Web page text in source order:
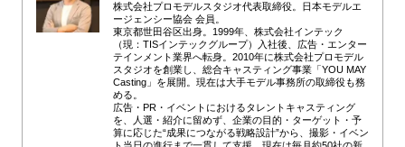
株式会社プロモデルスタジオ代表取締役。日本モデルエ
ージェンシー協会 会員。
東京都世田谷区出身。1999年、株式会社インテック
（現：TISインテックグループ）入社後、広告・エンター
テインメント業界へ転身。2010年に株式会社プロモデル
スタジオを創業し、総合キャスティング事業「YOU MAY
Casting」を展開。現在は大手モデル事務所の取締役も務
める。
広告・PR・イベントにおけるタレントキャスティング
を、人選・紹介に留めず、企業の目的・ターゲット・予
算に応じた“成果につながる戦略設計”から、撮影・イベン